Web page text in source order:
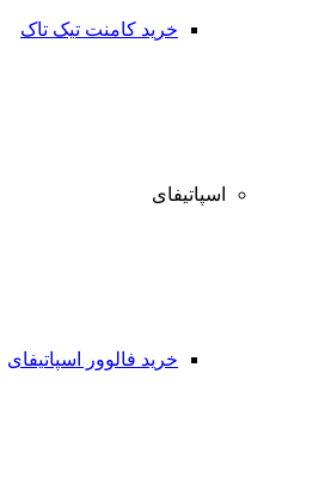
خرید کامنت تیک تاک
اسپاتیفای
خرید فالوور اسپاتیفای